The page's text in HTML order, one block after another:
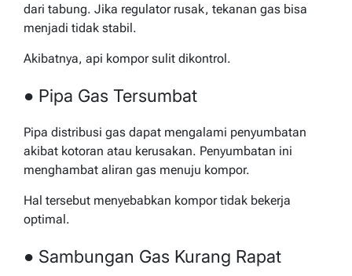
dari tabung. Jika regulator rusak, tekanan gas bisa
menjadi tidak stabil.
Akibatnya, api kompor sulit dikontrol.
● Pipa Gas Tersumbat
Pipa distribusi gas dapat mengalami penyumbatan
akibat kotoran atau kerusakan. Penyumbatan ini
menghambat aliran gas menuju kompor.
Hal tersebut menyebabkan kompor tidak bekerja
optimal.
● Sambungan Gas Kurang Rapat